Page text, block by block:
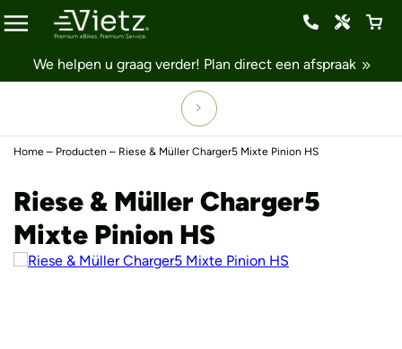
We helpen u graag verder! Plan direct een afspraak
Home – Producten – Riese & Müller Charger5 Mixte Pinion HS
Riese & Müller Charger5
Mixte Pinion HS